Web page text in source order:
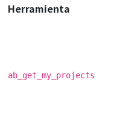
Herramienta
ab_get_my_projects